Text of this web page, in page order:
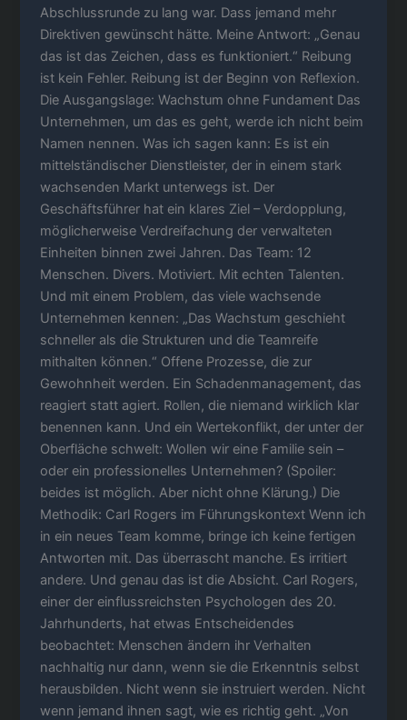
Abschlussrunde zu lang war. Dass jemand mehr
Direktiven gewünscht hätte. Meine Antwort: „Genau
das ist das Zeichen, dass es funktioniert.“ Reibung
ist kein Fehler. Reibung ist der Beginn von Reflexion.
Die Ausgangslage: Wachstum ohne Fundament Das
Unternehmen, um das es geht, werde ich nicht beim
Namen nennen. Was ich sagen kann: Es ist ein
mittelständischer Dienstleister, der in einem stark
wachsenden Markt unterwegs ist. Der
Geschäftsführer hat ein klares Ziel – Verdopplung,
möglicherweise Verdreifachung der verwalteten
Einheiten binnen zwei Jahren. Das Team: 12
Menschen. Divers. Motiviert. Mit echten Talenten.
Und mit einem Problem, das viele wachsende
Unternehmen kennen: „Das Wachstum geschieht
schneller als die Strukturen und die Teamreife
mithalten können.“ Offene Prozesse, die zur
Gewohnheit werden. Ein Schadenmanagement, das
reagiert statt agiert. Rollen, die niemand wirklich klar
benennen kann. Und ein Wertekonflikt, der unter der
Oberfläche schwelt: Wollen wir eine Familie sein –
oder ein professionelles Unternehmen? (Spoiler:
beides ist möglich. Aber nicht ohne Klärung.) Die
Methodik: Carl Rogers im Führungskontext Wenn ich
in ein neues Team komme, bringe ich keine fertigen
Antworten mit. Das überrascht manche. Es irritiert
andere. Und genau das ist die Absicht. Carl Rogers,
einer der einflussreichsten Psychologen des 20.
Jahrhunderts, hat etwas Entscheidendes
beobachtet: Menschen ändern ihr Verhalten
nachhaltig nur dann, wenn sie die Erkenntnis selbst
herausbilden. Nicht wenn sie instruiert werden. Nicht
wenn jemand ihnen sagt, wie es richtig geht. „Von